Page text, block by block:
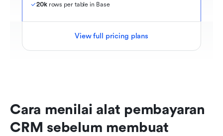
20k rows per table in Base
View full pricing plans
Cara menilai alat pembayaran
CRM sebelum membuat